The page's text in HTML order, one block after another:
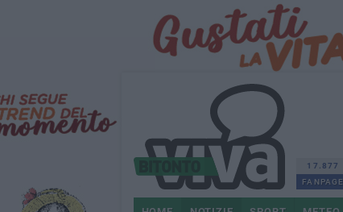
17.877
FANPAGE